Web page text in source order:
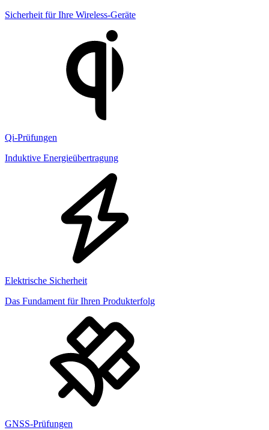
Sicherheit für Ihre Wireless-Geräte
Qi-Prüfungen
Induktive Energieübertragung
Elektrische Sicherheit
Das Fundament für Ihren Produkterfolg
GNSS-Prüfungen